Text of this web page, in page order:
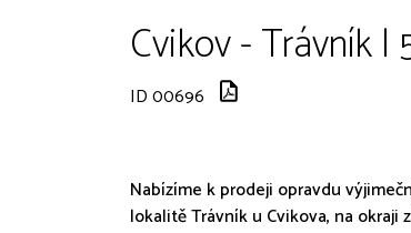
Cvikov - Trávník |
ID 00696
Nabízíme k prodeji opravdu
lokalitě Trávník u Cvikova, na